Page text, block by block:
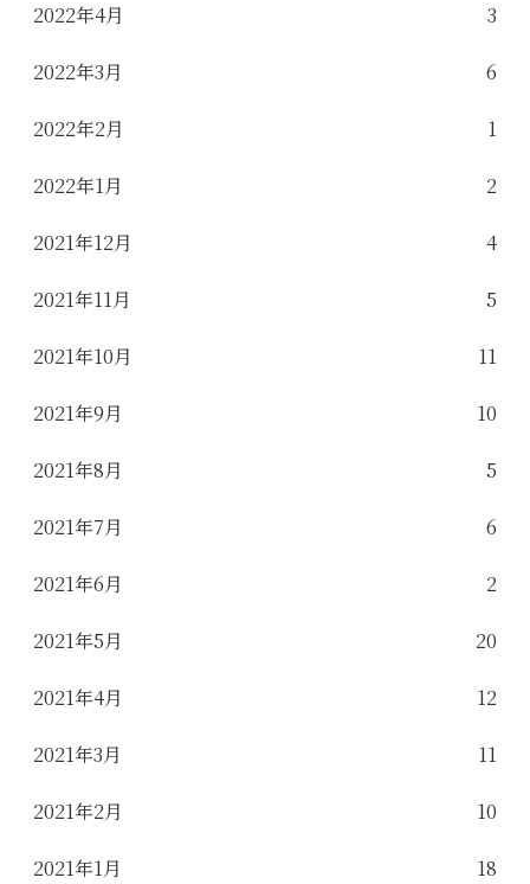
2022年4月 3
2022年3月 6
2022年2月 1
2022年1月 2
2021年12月 4
2021年11月 5
2021年10月 11
2021年9月 10
2021年8月 5
2021年7月 6
2021年6月 2
2021年5月 20
2021年4月 12
2021年3月 11
2021年2月 10
2021年1月 18